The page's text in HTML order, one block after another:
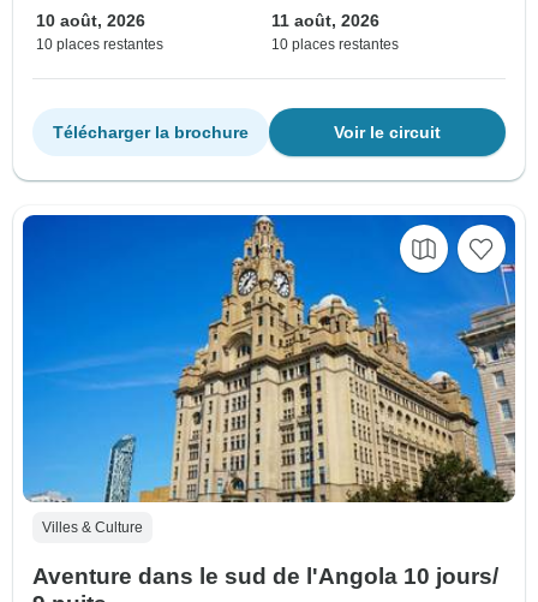
10 août, 2026
10 places restantes
11 août, 2026
10 places restantes
Voir le circuit
Télécharger la brochure
Villes & Culture
Aventure dans le sud de l'Angola 10 jours/